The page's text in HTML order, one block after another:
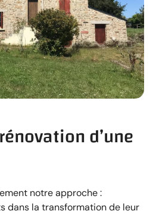
d’une
notre approche :
dans la transformation de leur